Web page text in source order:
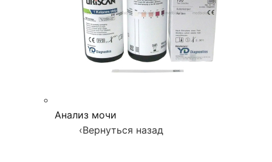
Анализ мочи
‹Вернуться назад